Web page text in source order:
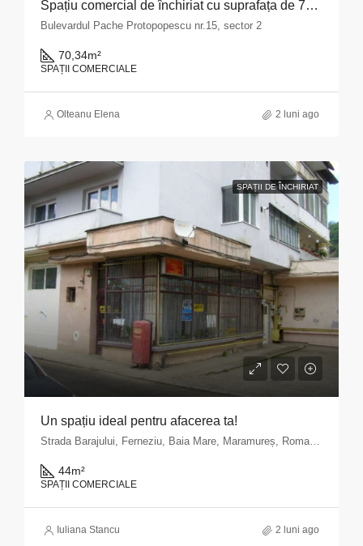
Spațiu comercial de închiriat cu suprafața de 70,34 mp situat în Municipiul București, Bulevardul Pache Protopopescu, nr. 15, sector 2
Bulevardul Pache Protopopescu nr.15, sector 2
70,34m²
SPAȚII COMERCIALE
Olteanu Elena 2 luni ago
SPAȚII DE ÎNCHIRIAT
Un spațiu ideal pentru afacerea ta!
Strada Barajului, Ferneziu, Baia Mare, Maramureș, Romania
44m²
SPAȚII COMERCIALE
Iuliana Stancu 2 luni ago